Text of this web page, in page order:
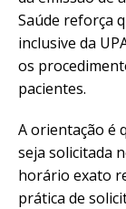
Saúde reforça
inclusive da
os
pacientes.
A orientação é
seja solicitada
horário exato
prática de